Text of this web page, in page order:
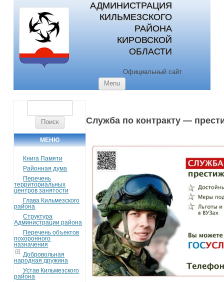
АДМИНИСТРАЦИЯ
КИЛЬМЕЗСКОГО
РАЙОНА
КИРОВСКОЙ
ОБЛАСТИ
Официальный сайт
Menu
МЕНЮ
Книга Памяти
Районная дума
Перечень
территориальных
центров занятости
Глава Кильмезского
района
Структура
Администрации района
Перечень объектов
похоронного
назначения
Добровольная
народная дружина
Устав Кильмезского
района
Служба по контракту —